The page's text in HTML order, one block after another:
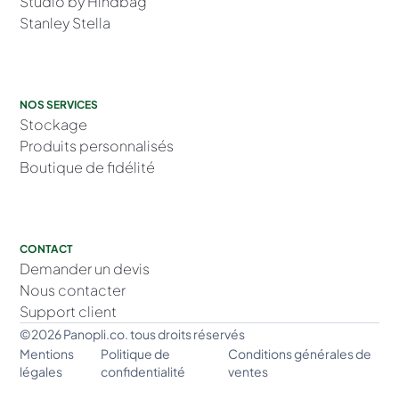
Stanley Stella
NOS SERVICES
Stockage
Produits personnalisés
Boutique de fidélité
CONTACT
Demander un devis
Nous contacter
Support client
©2026 Panopli.co. tous droits réservés
Mentions
légales
Politique de
confidentialité
Conditions générales de
ventes